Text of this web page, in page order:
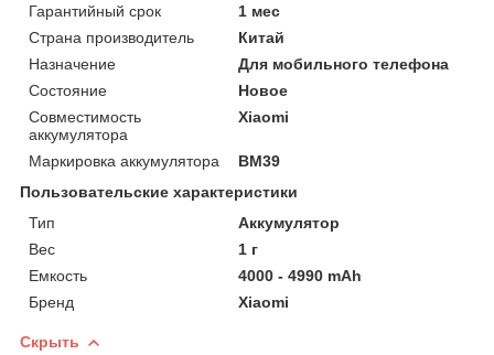
Гарантийный срок
1 мес
Страна производитель
Китай
Назначение
Для мобильного телефона
Состояние
Новое
Совместимость
аккумулятора
Xiaomi
Маркировка аккумулятора
BM39
Пользовательские характеристики
Тип
Аккумулятор
Вес
1 г
Емкость
4000 - 4990 mAh
Бренд
Xiaomi
Скрыть